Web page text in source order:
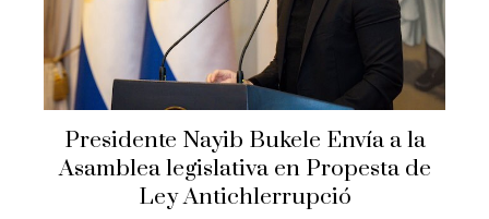
Presidente Nayib Bukele Envía a la
Asamblea legislativa en Propesta de
Ley Antichlerrupció